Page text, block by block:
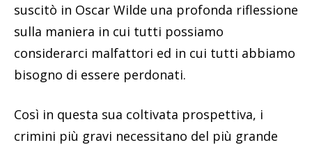
suscitò in Oscar Wilde una profonda riflessione
sulla maniera in cui tutti possiamo
considerarci malfattori ed in cui tutti abbiamo
bisogno di essere perdonati.
Così in questa sua coltivata prospettiva, i
crimini più gravi necessitano del più grande